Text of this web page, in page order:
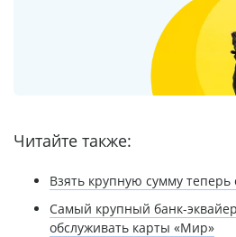
Читайте также:
Взять крупную сумму
Самый крупный банк-
обслуживать карты «Мир»